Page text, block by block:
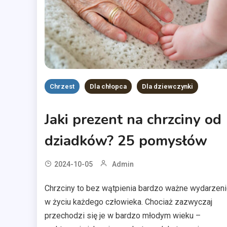
Chrzest Dla chłopca Dla dziewczynki
Jaki prezent na chrzciny od
dziadków? 25 pomysłów
2024-10-05 Admin
Chrzciny to bez wątpienia bardzo ważne
w życiu każdego człowieka. Chociaż zazwyczaj
przechodzi się je w bardzo młodym wieku –